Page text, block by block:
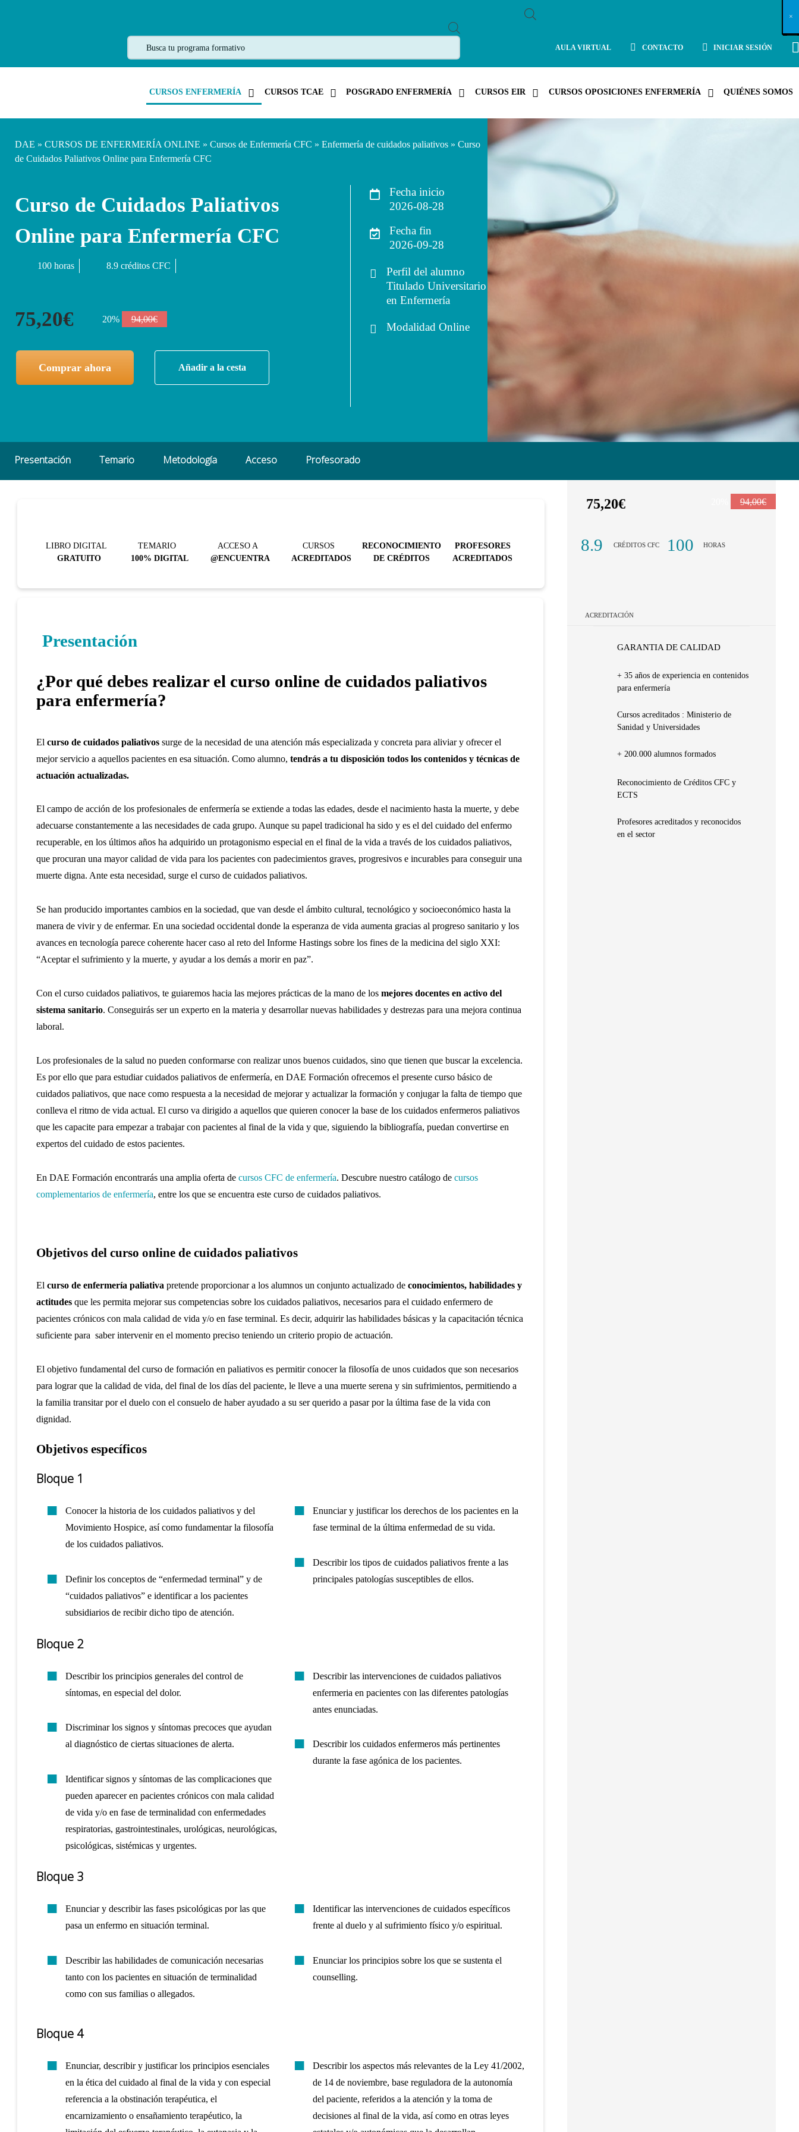
R
D
S
A
C
H
AULA VIRTUAL CONTACTO INICIAR SESIÓN
CURSOS ENFERMERÍA CURSOS TCAE POSGRADO ENFERMERÍA CURSOS EIR CURSOS OPOSICIONES ENFERMERÍA QUIÉNES SOMOS
DAE » CURSOS DE ENFERMERÍA ONLINE » Cursos de Enfermería CFC » Enfermería de cuidados paliativos» Curso
de Cuidados Paliativos Online para Enfermería CFC
Curso de Cuidados Paliativos
Online para Enfermería CFC
100 horas 8.9 créditos CFC
75,20€ 20% 94,00€
Comprar ahora Añadir a la cesta
Fecha inicio
2026-08-28
Fecha fin
2026-09-28
Perfil del alumno
Titulado Universitario
en Enfermería
Modalidad Online
Presentación Temario Metodología Acceso Profesorado
LIBRO DIGITAL
GRATUITO
TEMARIO
100% DIGITAL
ACCESO A
@ENCUENTRA
CURSOS
ACREDITADOS
RECONOCIMIENTO
DE CRÉDITOS
PROFESORES
ACREDITADOS
Presentación
¿Por qué debes realizar el curso online de cuidados paliativos
para enfermería?
El curso de cuidados paliativossurge de la necesidad de una atención más especializada y concreta para aliviar y ofrecer el
mejor servicio a aquellos pacientes en esa situación. Como alumno, tendrás a tu disposición todos los contenidos y técnicas de
actuación actualizadas.
El campo de acción de los profesionales de enfermería se extiende a todas las edades, desde el nacimiento hasta la muerte, y debe
adecuarse constantemente a las necesidades de cada grupo. Aunque su papel tradicional ha sido y es el del cuidado del enfermo
recuperable, en los últimos años ha adquirido un protagonismo especial en el final de la vida a través de los cuidados paliativos,
que procuran una mayor calidad de vida para los pacientes con padecimientos graves, progresivos e incurables para conseguir una
muerte digna. Ante esta necesidad, surge el curso de cuidados paliativos.
Se han producido importantes cambios en la sociedad, que van desde el ámbito cultural, tecnológico y socioeconómico hasta la
manera de vivir y de enfermar. En una sociedad occidental donde la esperanza de vida aumenta gracias al progreso sanitario y los
avances en tecnología parece coherente hacer caso al reto del Informe Hastings sobre los fines de la medicina del siglo XXI:
“Aceptar el sufrimiento y la muerte, y ayudar a los demás a morir en paz”.
Con el curso cuidados paliativos, te guiaremos hacia las mejores prácticas de la mano de losmejores docentes en activo del
sistema sanitario. Conseguirás ser un experto en la materia y desarrollar nuevas habilidades y destrezas para una mejora continua
laboral.
Los profesionales de la salud no pueden conformarse con realizar unos buenos cuidados, sino que tienen que buscar la excelencia.
Es por ello que para estudiar cuidados paliativos de enfermería, en DAE Formación ofrecemos el presente curso básico de
cuidados paliativos, que nace como respuesta a la necesidad de mejorar y actualizar la formación y conjugar la falta de tiempo que
conlleva el ritmo de vida actual. El curso va dirigido a aquellos que quieren conocer la base de los cuidados enfermeros paliativos
que les capacite para empezar a trabajar con pacientes al final de la vida y que, siguiendo la bibliografía, puedan convertirse en
expertos del cuidado de estos pacientes.
En DAE Formación encontrarás una amplia oferta de cursos CFC de enfermería. Descubre nuestro catálogo de cursos
complementarios de enfermería, entre los que se encuentra este curso de cuidados paliativos.
Objetivos del curso online de cuidados paliativos
El curso de enfermería paliativa pretende proporcionar a los alumnos un conjunto actualizado de conocimientos, habilidades y
actitudesque les permita mejorar sus competencias sobre los cuidados paliativos, necesarios para el cuidado enfermero de
pacientes crónicos con mala calidad de vida y/o en fase terminal. Es decir, adquirir las habilidades básicas y la capacitación técnica
suficiente para saber intervenir en el momento preciso teniendo un criterio propio de actuación.
El objetivo fundamental del curso de formación en paliativos es permitir conocer la filosofía de unos cuidados que son necesarios
para lograr que la calidad de vida, del final de los días del paciente, le lleve a una muerte serena y sin sufrimientos, permitiendo a
la familia transitar por el duelo con el consuelo de haber ayudado a su ser querido a pasar por la última fase de la vida con
dignidad.
Objetivos específicos
Bloque 1
Conocer la historia de los cuidados paliativos y del
Movimiento Hospice, así como fundamentar la filosofía
de los cuidados paliativos.
Definir los conceptos de “enfermedad terminal” y de
“cuidados paliativos” e identificar a los pacientes
subsidiarios de recibir dicho tipo de atención.
Enunciar y justificar los derechos de los pacientes en la
fase terminal de la última enfermedad de su vida.
Describir los tipos de cuidados paliativos frente a las
principales patologías susceptibles de ellos.
Bloque 2
Describir los principios generales del control de
síntomas, en especial del dolor.
Discriminar los signos y síntomas precoces que ayudan
al diagnóstico de ciertas situaciones de alerta.
Identificar signos y síntomas de las complicaciones que
pueden aparecer en pacientes crónicos con mala calidad
de vida y/o en fase de terminalidad con enfermedades
respiratorias, gastrointestinales, urológicas, neurológicas,
psicológicas, sistémicas y urgentes.
Describir las intervenciones de cuidados paliativos
enfermeria en pacientes con las diferentes patologías
antes enunciadas.
Describir los cuidados enfermeros más pertinentes
durante la fase agónica de los pacientes.
Bloque 3
Enunciar y describir las fases psicológicas por las que
pasa un enfermo en situación terminal.
Describir las habilidades de comunicación necesarias
tanto con los pacientes en situación de terminalidad
como con sus familias o allegados.
Identificar las intervenciones de cuidados específicos
frente al duelo y al sufrimiento físico y/o espiritual.
Enunciar los principios sobre los que se sustenta el
counselling.
Bloque 4
Enunciar, describir y justificar los principios esenciales
en la ética del cuidado al final de la vida y con especial
referencia a la obstinación terapéutica, el
encarnizamiento o ensañamiento terapéutico, la
Describir los aspectos más relevantes de la Ley 41/2002,
de 14 de noviembre, base reguladora de la autonomía
del paciente, referidos a la atención y la toma de
decisiones al final de la vida, así como en otras leyes
75,20€ 94,00€
8.9 CRÉDITOS CFC 100 HORAS
ACREDITACIÓN
GARANTIA DE CALIDAD
+ 35 años de experiencia en contenidos
para enfermería
Cursos acreditados : Ministerio de
Sanidad y Universidades
+ 200.000 alumnos formados
Reconocimiento de Créditos CFC y
ECTS
Profesores acreditados y reconocidos
en el sector
X
×
×
×
×
×
×
×
×
×
×
×
×
×
×
×
×
×
×
×
×
×
×
×
×
×
×
×
×
×
×
×
×
×
×
×
×
×
×
×
×
×
×
×
×
×
×
×
×
×
×
×
×
×
×
×
×
×
×
×
×
×
×
×
×
×
×
×
×
×
×
×
×
×
×
×
×
×
×
×
×
×
×
×
×
×
×
×
×
×
×
×
×
×
×
×
×
×
×
×
×
×
×
×
×
×
×
×
×
×
×
×
×
×
×
×
×
×
×
×
×
×
×
×
×
×
×
×
×
×
×
×
×
×
×
×
×
×
×
×
×
×
×
×
×
×
×
×
×
×
×
×
×
×
×
×
×
×
×
×
×
×
×
×
×
×
×
×
×
×
×
×
×
×
×
×
×
×
×
×
×
×
×
×
×
×
×
×
×
×
×
×
×
×
×
×
×
×
×
×
×
×
×
×
×
×
×
×
×
×
×
×
×
×
×
×
×